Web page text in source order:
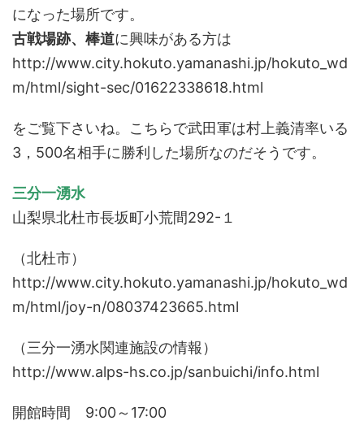
になった場所です。
古戦場跡、棒道に興味がある方は
http://www.city.hokuto.yamanashi.jp/hokuto_wd
m/html/sight-sec/01622338618.html
をご覧下さいね。こちらで武田軍は村上義清率いる
3，500名相手に勝利した場所なのだそうです。
三分一湧水
山梨県北杜市長坂町小荒間292-１
（北杜市）
http://www.city.hokuto.yamanashi.jp/hokuto_wd
m/html/joy-n/08037423665.html
（三分一湧水関連施設の情報）
http://www.alps-hs.co.jp/sanbuichi/info.html
開館時間 9:00～17:00